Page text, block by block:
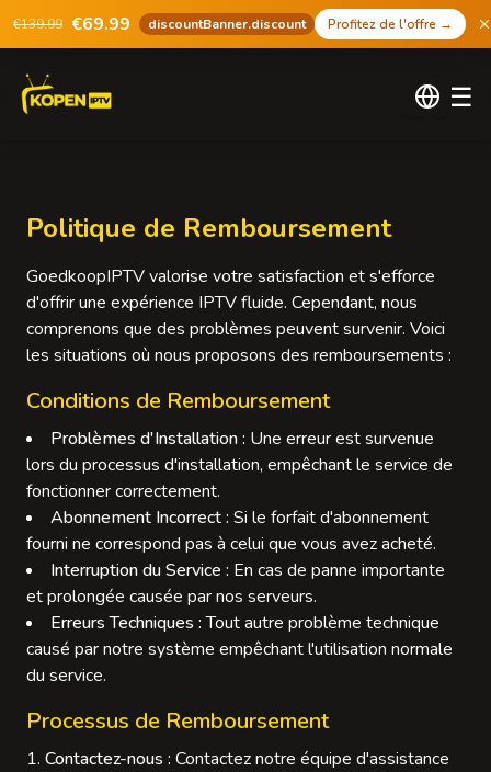
€139.99 €69.99 discountBanner.discount Profitez de l'offre →
☰
Politique de Remboursement
GoedkoopIPTV valorise votre satisfaction et s'efforce
d'offrir une expérience IPTV fluide. Cependant, nous
comprenons que des problèmes peuvent survenir. Voici
les situations où nous proposons des remboursements :
Conditions de Remboursement
Problèmes d'Installation : Une erreur est survenue
lors du processus d'installation, empêchant le service de
fonctionner correctement.
Abonnement Incorrect : Si le forfait d'abonnement
fourni ne correspond pas à celui que vous avez acheté.
Interruption du Service : En cas de panne importante
et prolongée causée par nos serveurs.
Erreurs Techniques : Tout autre problème technique
causé par notre système empêchant l'utilisation normale
du service.
Processus de Remboursement
Contactez-nous : Contactez notre équipe d'assistance